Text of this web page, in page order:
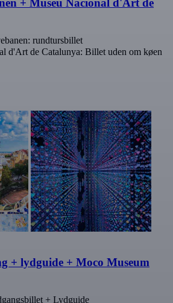
+ Museu Nacional d'Art de
rundtursbillet
d'Art de Catalunya: Billet uden om køen
+ lydguide + Moco Museum
+ Lydguide